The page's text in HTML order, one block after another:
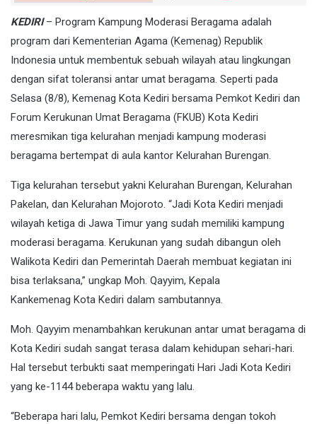
KEDIRI– Program Kampung Moderasi Beragama adalah
program dari Kementerian Agama (Kemenag) Republik
Indonesia untuk membentuk sebuah wilayah atau lingkungan
dengan sifat toleransi antar umat beragama. Seperti pada
Selasa (8/8), Kemenag Kota Kediri bersama Pemkot Kediri dan
Forum Kerukunan Umat Beragama (FKUB) Kota Kediri
meresmikan tiga kelurahan menjadi kampung moderasi
beragama bertempat di aula kantor Kelurahan Burengan.
Tiga kelurahan tersebut yakni Kelurahan Burengan, Kelurahan
Pakelan, dan Kelurahan Mojoroto. “Jadi Kota Kediri menjadi
wilayah ketiga di Jawa Timur yang sudah memiliki kampung
moderasi beragama. Kerukunan yang sudah dibangun oleh
Walikota Kediri dan Pemerintah Daerah membuat kegiatan ini
bisa terlaksana,” ungkap Moh. Qayyim, Kepala
Kankemenag Kota Kediri dalam sambutannya.
Moh. Qayyim menambahkan kerukunan antar umat beragama di
Kota Kediri sudah sangat terasa dalam kehidupan sehari-hari.
Hal tersebut terbukti saat memperingati Hari Jadi Kota Kediri
yang ke-1144 beberapa waktu yang lalu.
“Beberapa hari lalu, Pemkot Kediri bersama dengan tokoh